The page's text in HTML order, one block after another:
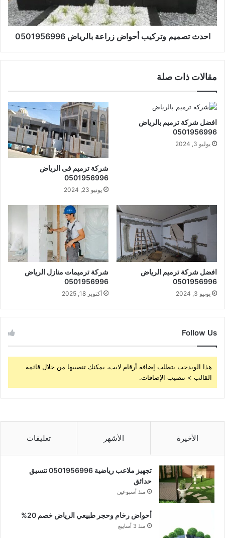
احدث تصميم وتركيب أحواض زراعة بالرياض 0501956996
مقالات ذات صلة
افضل شركة ترميم بالرياض
0501956996
يوليو 3, 2024
شركة ترميم فى الرياض
0501956996
يونيو 23, 2024
افضل شركة ترميم الرياض
0501956996
يونيو 3, 2024
شركة ترميمات منازل الرياض
0501956996
أكتوبر 18, 2025
Follow Us
هذا الويدجت يتطلب إضافة أرقام لايت، يمكنك تنصيبها من خلال قائمة
القالب > تنصيب الإضافات.
الأخيرة الأشهر تعليقات
تجهيز ملاعب رياضية 0501956996 تنسيق
حدائق
منذ أسبوعين
أحواض رخام وحجر طبيعي الرياض خصم 20%
منذ 3 أسابيع